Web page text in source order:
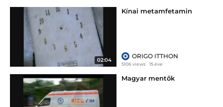
02:04
Kínai metamfetamin
ORIGO ITTHON
5106 views 15 éve
Magyar mentők